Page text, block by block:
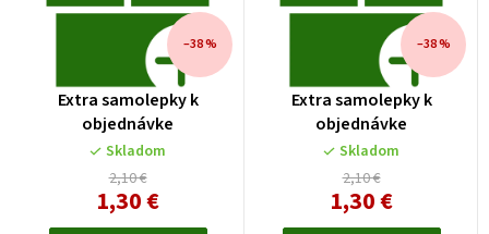
Extra samolepky k
objednávke
Skladom
2,10 €
–38 %
1,30 €
Extra samolepky k
objednávke
Skladom
2,10 €
–38 %
1,30 €